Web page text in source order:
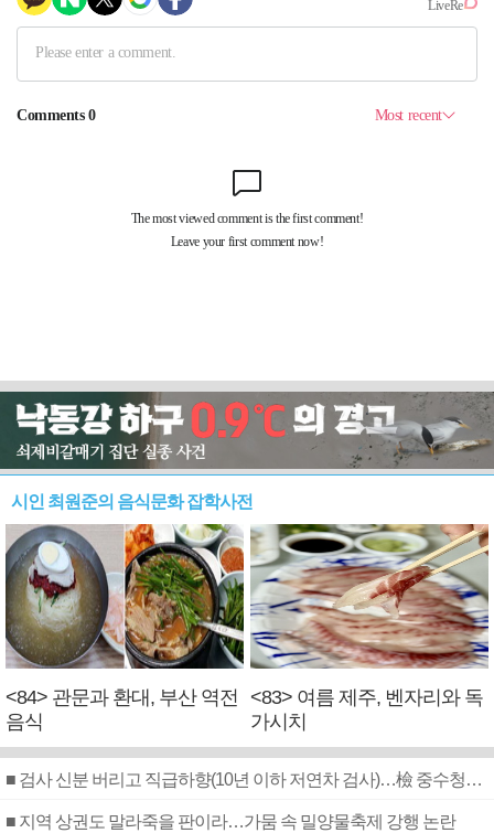
시인 최원준의 음식문화 잡학사전
<84> 관문과 환대, 부산 역전
음식
<83> 여름 제주, 벤자리와 독
가시치
■ 검사 신분 버리고 직급하향(10년 이하 저연차 검사)…檢 중수청행 기피
■ 지역 상권도 말라죽을 판이라…가뭄 속 밀양물축제 강행 논란